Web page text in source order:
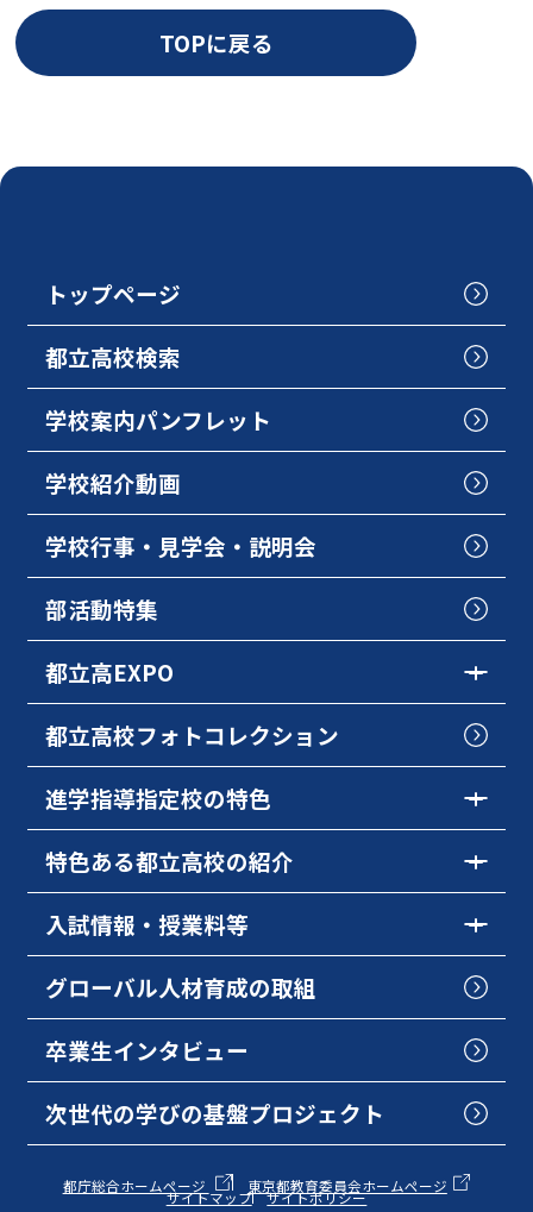
TOPに戻る
トップページ
都立高校検索
学校案内パンフレット
学校紹介動画
学校行事・見学会・説明会
部活動特集
都立高EXPO
都立高校フォトコレクション
進学指導指定校の特色
特色ある都立高校の紹介
入試情報・授業料等
グローバル人材育成の取組
卒業生インタビュー
次世代の学びの基盤プロジェクト
都庁総合ホームページ 東京都教育委員会ホームページ
サイトマップ サイトポリシー